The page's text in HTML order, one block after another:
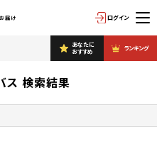
届け ログイン
あなたに
おすすめ
ランキング
ス 検索結果